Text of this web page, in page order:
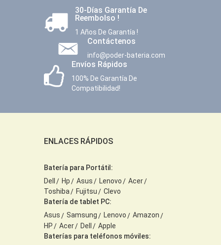
30-Días Garantía De
Reembolso !
1 Años De Garantía !
Contáctenos
info@poder-bateria.com
Envíos Rápidos
100% De Garantía De
Compatibilidad!
ENLACES RÁPIDOS
Batería para Portátil:
Dell
Hp Asus Lenovo
Acer
Toshiba
Fujitsu
Clevo
Batería de tablet PC:
Asus
Samsung Lenovo
Amazon
HP
Acer Dell
Apple
Baterías para teléfonos móviles: